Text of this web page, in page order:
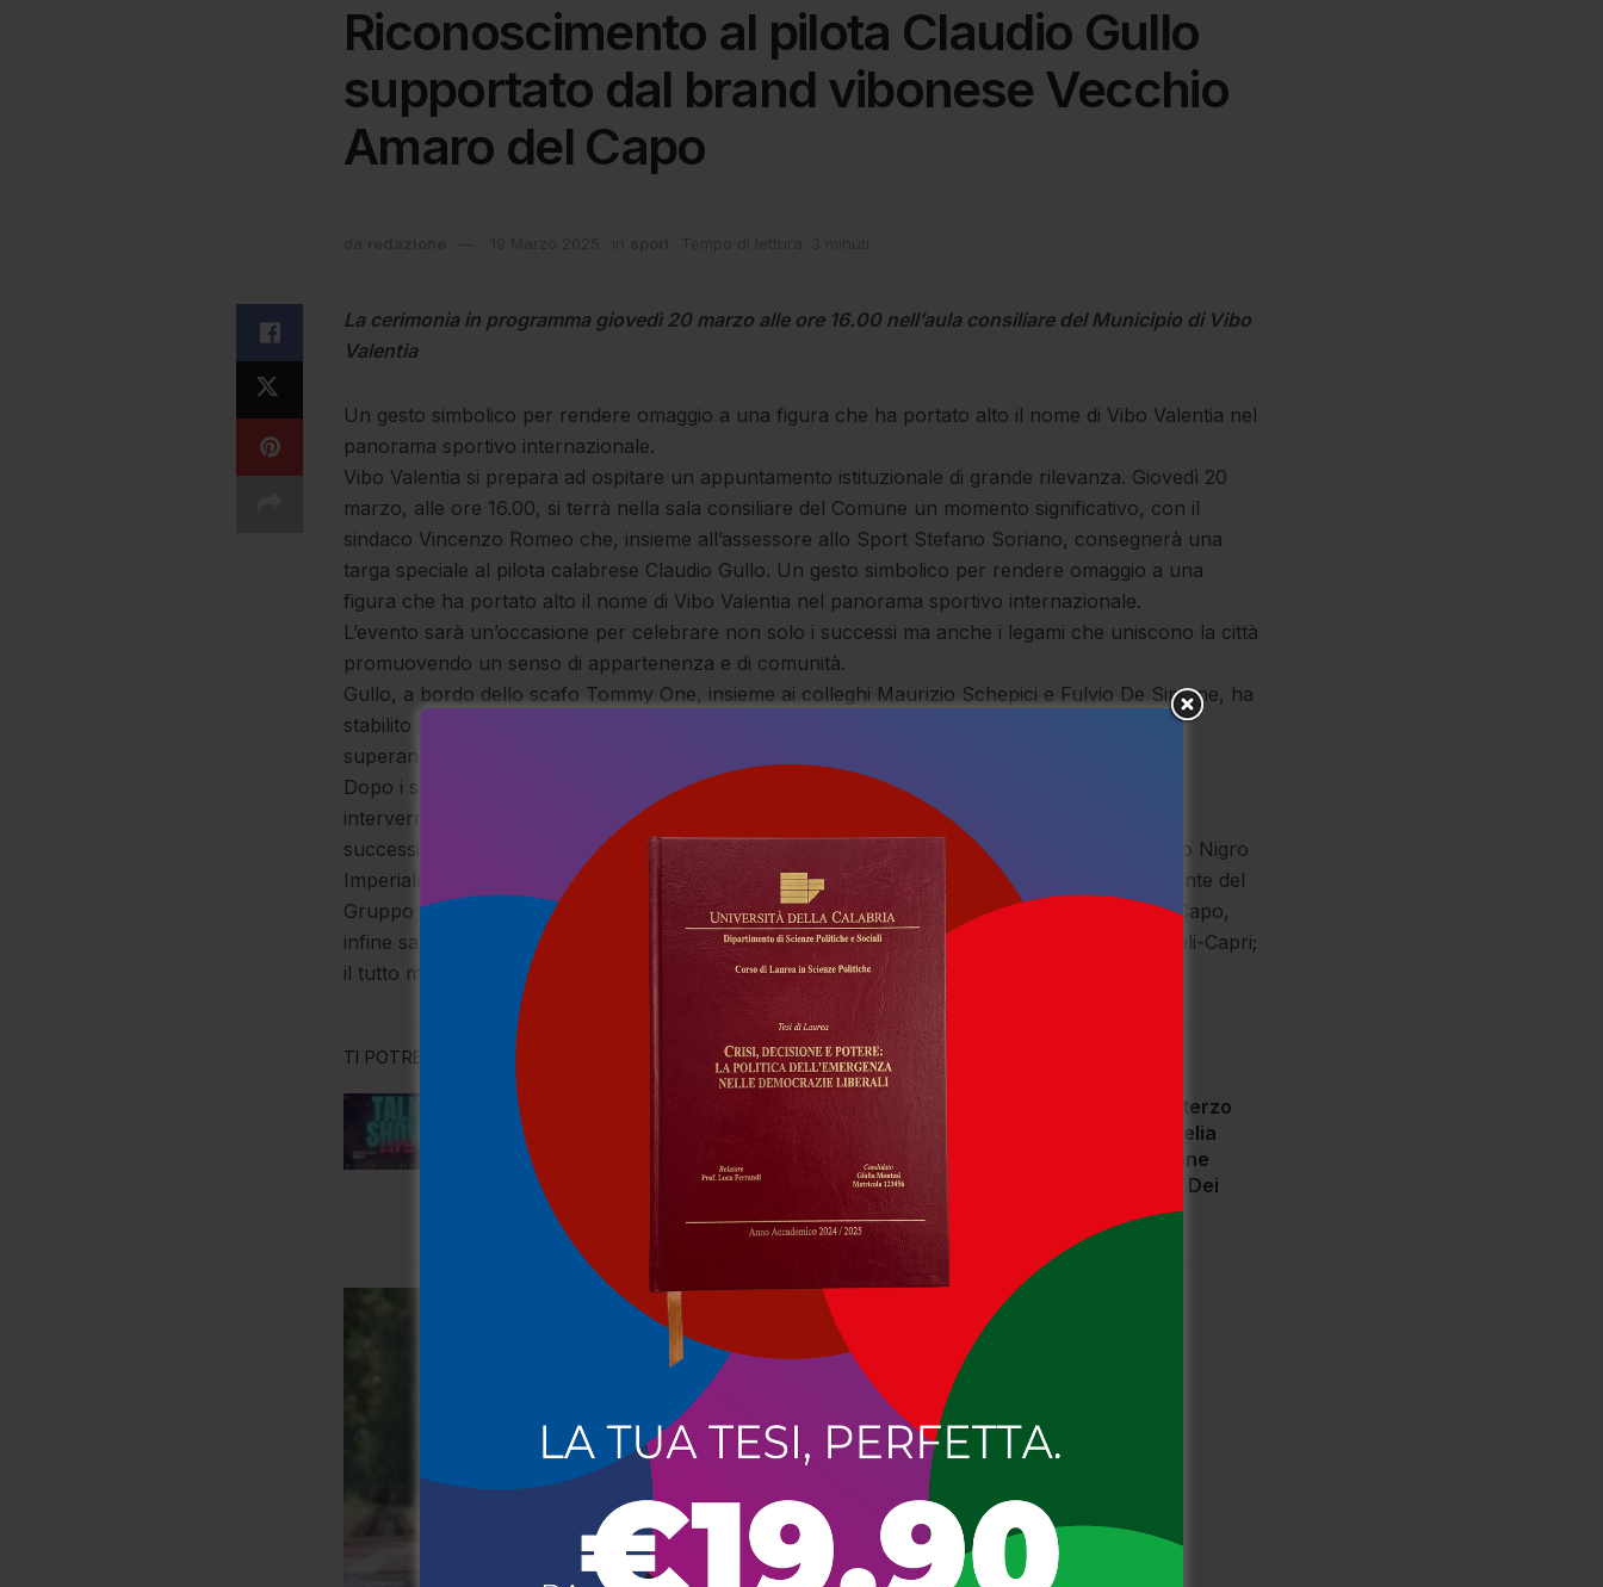
Riconoscimento al pilota Claudio Gullo
supportato dal brand vibonese Vecchio
Amaro del Capo
La cerimonia in programma giovedì 20 marzo alle ore 16.00 nell’aula consiliare del Municipio di Vibo
Valentia
Un gesto simbolico per rendere omaggio a una figura che ha portato alto il nome di Vibo Valentia nel
panorama sportivo internazionale.
Vibo Valentia si prepara ad ospitare un appuntamento istituzionale di grande rilevanza. Giovedì 20
marzo, alle ore 16.00, si terrà nella sala consiliare del Comune un momento significativo, con il
sindaco Vincenzo Romeo che, insieme all’assessore allo Sport Stefano Soriano, consegnerà una
targa speciale al pilota calabrese Claudio Gullo. Un gesto simbolico per rendere omaggio a una
figura che ha portato alto il nome di Vibo Valentia nel panorama sportivo internazionale.
L’evento sarà un’occasione per celebrare non solo i successi ma anche i legami che uniscono la città
promuovendo un senso di appartenenza e di comunità.
Gullo, a bordo dello scafo Tommy One, insieme ai colleghi Maurizio Schepici e Fulvio De Simone, ha
stabilito il record mondiale sulla tratta Napoli-Capri con un tempo di 12 minuti e 24 secondi,
superando un primato che resisteva dal 2016.
Dopo i saluti iniziali del Sindaco di Vibo Valentia Enzo Romeo e dell’Assessore allo Sport
interverranno Filippo D’Agnolo Presidente del D&D JET SKY team in cui è tesserato Gullo,
successivamente Albino Talarico giornalista e conduttore tv esperto di Motorsport, Domenico Nigro
Imperiale presidente della Federazione Italiana Motonautica Calabria, Giuseppe Caffo presidente del
Gruppo Caffo 1915 main sponsor di Claudio Gullo con il brand mondiale Vecchio Amaro del Capo,
infine sarà il momento del pilota Claudio Gullo record mondiale Offshore Long Distance Napoli-Capri;
il tutto moderato da Vincenzo Primerano.
TI POTREBBE ANCHE PIACERE
A Pizzo “Il Racconto dello Sport”:
Tranquillo e Repice protagonisti
di una serata tra passione,
cultura e valori
5 AGOSTO 2026
Prosegue a pieno ritmo il terzo
torneo di calcetto “Parghelia
d’Amare”, la manifestazione
sportiva della Costa degli Dei